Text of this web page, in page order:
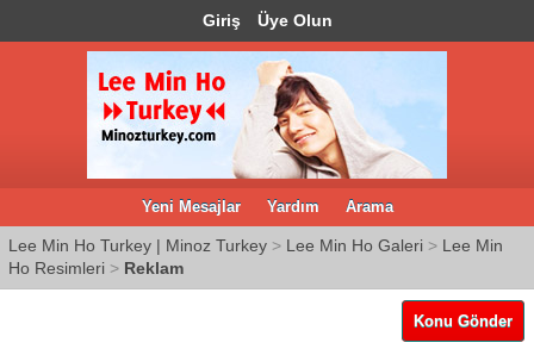
Giriş Üye Olun
Yeni Mesajlar Yardım Arama
Lee Min Ho Turkey | Minoz Turkey > Lee Min Ho Galeri > Lee Min
Ho Resimleri > Reklam
Konu Gönder